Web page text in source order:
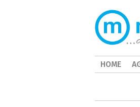
HOME